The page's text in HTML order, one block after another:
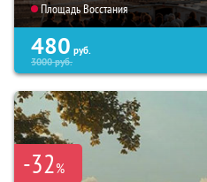
Площадь Восстания
480 руб.
3000руб.
-32%